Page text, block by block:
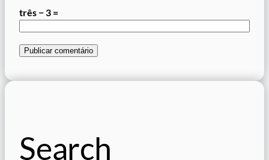
três − 3 =
Search